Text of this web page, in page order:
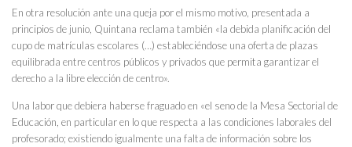
En otra resolución ante una queja por el mismo motivo, presentada a
principios de junio, Quintana reclama también «la debida planificación del
cupo de matrículas escolares (…) estableciéndose una oferta de plazas
equilibrada entre centros públicos y privados que permita garantizar el
derecho a la libre elección de centro».
Una labor que debiera haberse fraguado en «el seno de la Mesa Sectorial de
Educación, en particular en lo que respecta a las condiciones laborales del
profesorado; existiendo igualmente una falta de información sobre los